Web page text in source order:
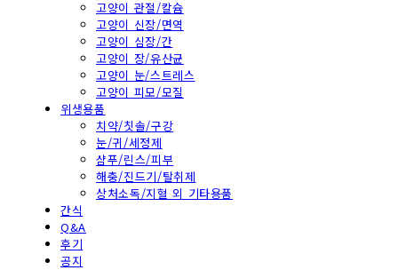
고양이 관절/칼슘
고양이 신장/면역
고양이 심장/간
고양이 장/유산균
고양이 눈/스트레스
고양이 피모/모질
위생용품
치약/칫솔/구강
눈/귀/세정제
샴푸/린스/피부
해충/진드기/탈취제
상처소독/지혈 외 기타용품
간식
Q&A
후기
공지